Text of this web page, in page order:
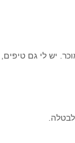
יש לי גם